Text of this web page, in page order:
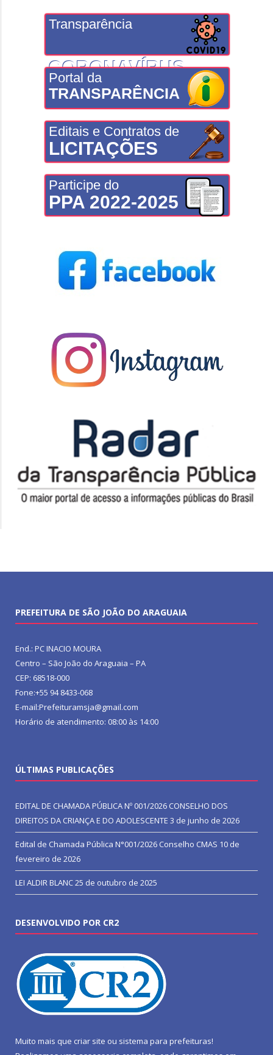
Transparência
CORONAVÍRUS
Portal da
TRANSPARÊNCIA
Editais e Contratos de
LICITAÇÕES
Participe do
PPA 2022-2025
PREFEITURA DE SÃO JOÃO DO ARAGUAIA
End.: PC INACIO MOURA
Centro – São João do Araguaia – PA
CEP: 68518-000
Fone:+55 94 8433-068
E-mail:Prefeituramsja@gmail.com
Horário de atendimento: 08:00 às 14:00
ÚLTIMAS PUBLICAÇÕES
EDITAL DE CHAMADA PÚBLICA Nº 001/2026 CONSELHO DOS
DIREITOS DA CRIANÇA E DO ADOLESCENTE 3 de junho de 2026
Edital de Chamada Pública N°001/2026 Conselho CMAS 10 de
fevereiro de 2026
LEI ALDIR BLANC25 de outubro de 2025
DESENVOLVIDO POR CR2
Muito mais que criar site ou sistema para prefeituras!